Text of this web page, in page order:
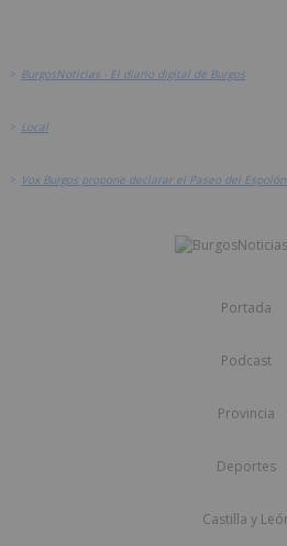
> BurgosNoticias - El diario digital de Burgos
> Local
> Vox Burgos propone declarar el Paseo del
Portada
Podcast
Provincia
Deportes
Castilla y